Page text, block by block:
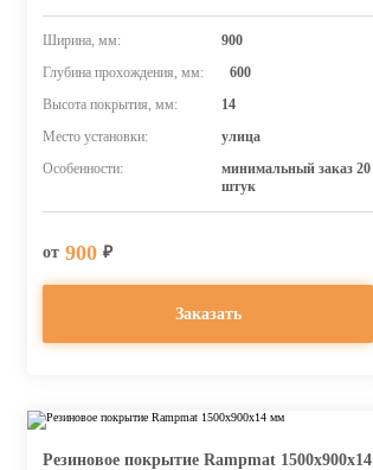
Ширина, мм:
900
Глубина прохождения, мм:
600
Высота покрытия, мм:
14
Место установки:
улица
Особенности:
минимальный заказ 20
штук
от 900 ₽
Заказать
Резиновое покрытие Rampmat 1500х900х14